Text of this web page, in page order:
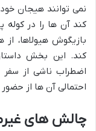
نمی توانند هیجان
کند آن ها را در کوله
بازیگوش هیولاها،
کند. این بخش
اضطراب ناشی از سفر
احتمالی آن ها از
چالش های